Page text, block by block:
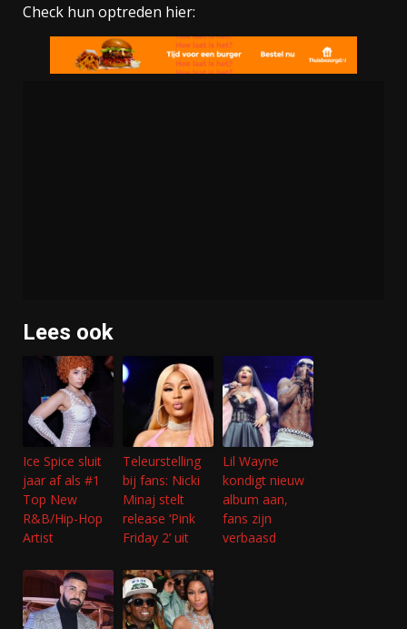
Check hun optreden hier:
Lees ook
Ice Spice sluit
jaar af als #1
Top New
R&B/Hip-Hop
Artist
Teleurstelling
bij fans: Nicki
Minaj stelt
release ‘Pink
Friday 2’ uit
Lil Wayne
kondigt nieuw
album aan,
fans zijn
verbaasd